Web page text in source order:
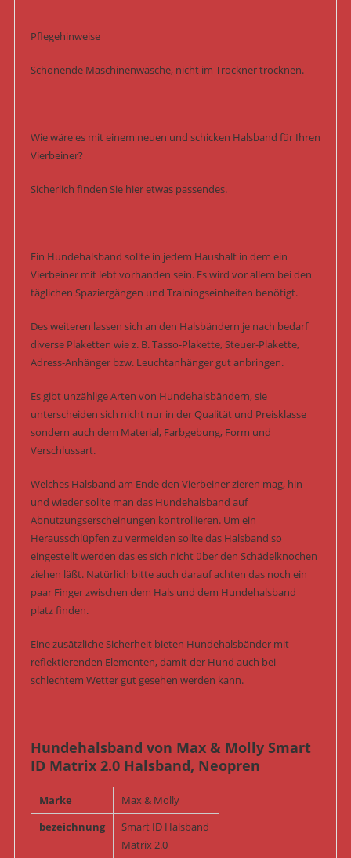
Pflegehinweise
Schonende Maschinenwäsche, nicht im Trockner trocknen.
Wie wäre es mit einem neuen und schicken Halsband für Ihren
Vierbeiner?
Sicherlich finden Sie hier etwas passendes.
Ein Hundehalsband sollte in jedem Haushalt in dem ein
Vierbeiner mit lebt vorhanden sein. Es wird vor allem bei den
täglichen Spaziergängen und Trainingseinheiten benötigt.
Des weiteren lassen sich an den Halsbändern je nach bedarf
diverse Plaketten wie z. B. Tasso-Plakette, Steuer-Plakette,
Adress-Anhänger bzw. Leuchtanhänger gut anbringen.
Es gibt unzählige Arten von Hundehalsbändern, sie
unterscheiden sich nicht nur in der Qualität und Preisklasse
sondern auch dem Material, Farbgebung, Form und
Verschlussart.
Welches Halsband am Ende den Vierbeiner zieren mag, hin
und wieder sollte man das Hundehalsband auf
Abnutzungserscheinungen kontrollieren. Um ein
Herausschlüpfen zu vermeiden sollte das Halsband so
eingestellt werden das es sich nicht über den Schädelknochen
ziehen läßt. Natürlich bitte auch darauf achten das noch ein
paar Finger zwischen dem Hals und dem Hundehalsband
platz finden.
Eine zusätzliche Sicherheit bieten Hundehalsbänder mit
reflektierenden Elementen, damit der Hund auch bei
schlechtem Wetter gut gesehen werden kann.
Hundehalsband von Max & Molly Smart
ID Matrix 2.0 Halsband, Neopren
Marke
Max & Molly
bezeichnung
Smart ID Halsband
Matrix 2.0